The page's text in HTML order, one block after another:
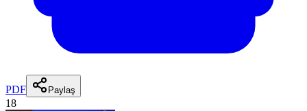
PDF Paylaş
18